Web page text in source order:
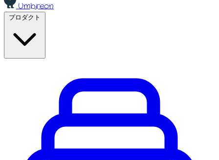
Umbreon